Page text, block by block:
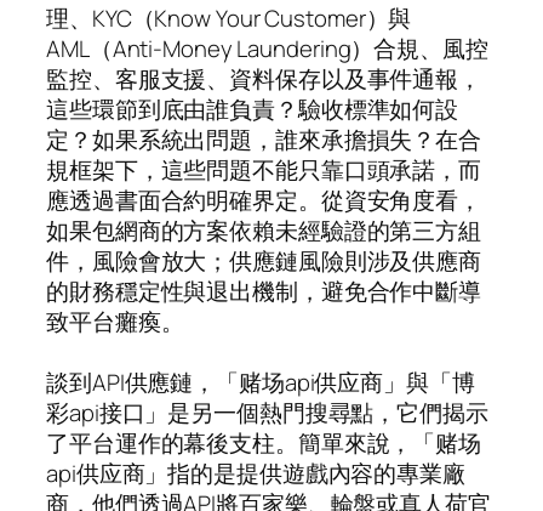
理、KYC（Know Your Customer）與
AML（Anti-Money Laundering）合規、風控
監控、客服支援、資料保存以及事件通報，
這些環節到底由誰負責？驗收標準如何設
定？如果系統出問題，誰來承擔損失？在合
規框架下，這些問題不能只靠口頭承諾，而
應透過書面合約明確界定。從資安角度看，
如果包網商的方案依賴未經驗證的第三方組
件，風險會放大；供應鏈風險則涉及供應商
的財務穩定性與退出機制，避免合作中斷導
致平台癱瘓。
談到API供應鏈，「赌场api供应商」與「博
彩api接口」是另一個熱門搜尋點，它們揭示
了平台運作的幕後支柱。簡單來說，「赌场
api供应商」指的是提供遊戲內容的專業廠
商，他們透過API將百家樂、輪盤或真人荷官